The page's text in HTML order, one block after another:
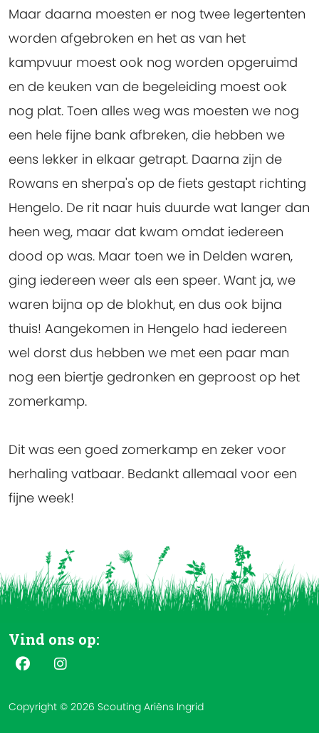
Maar daarna moesten er nog twee legertenten
worden afgebroken en het as van het
kampvuur moest ook nog worden opgeruimd
en de keuken van de begeleiding moest ook
nog plat. Toen alles weg was moesten we nog
een hele fijne bank afbreken, die hebben we
eens lekker in elkaar getrapt. Daarna zijn de
Rowans en sherpa's op de fiets gestapt richting
Hengelo. De rit naar huis duurde wat langer dan
heen weg, maar dat kwam omdat iedereen
dood op was. Maar toen we in Delden waren,
ging iedereen weer als een speer. Want ja, we
waren bijna op de blokhut, en dus ook bijna
thuis! Aangekomen in Hengelo had iedereen
wel dorst dus hebben we met een paar man
nog een biertje gedronken en geproost op het
zomerkamp.
Dit was een goed zomerkamp en zeker voor
herhaling vatbaar. Bedankt allemaal voor een
fijne week!
Vind ons op:
Copyright © 2026 Scouting Ariëns Ingrid